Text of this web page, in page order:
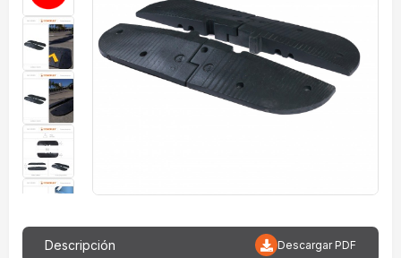
Descripción Descargar PDF